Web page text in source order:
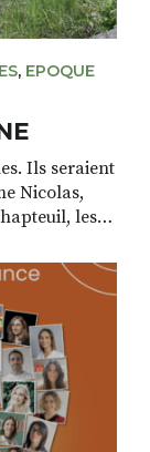
, EPOQUE
Ils seraient
Nicolas,
les
La